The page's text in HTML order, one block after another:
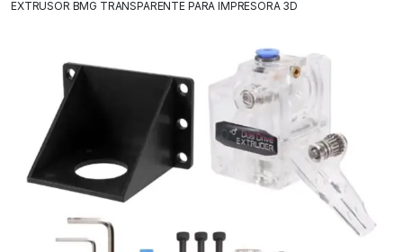
EXTRUSOR BMG TRANSPARENTE PARA IMPRESORA 3D